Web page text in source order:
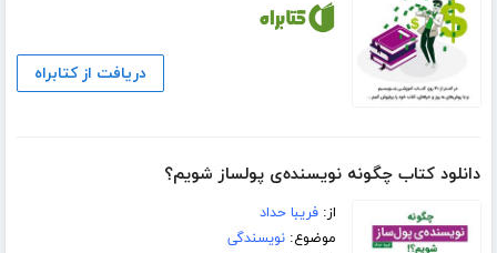
دریافت از کتابراه
دانلود کتاب چگونه نویسنده‌ی پولساز شویم؟
از:فریبا حداد
موضوع:نویسندگی